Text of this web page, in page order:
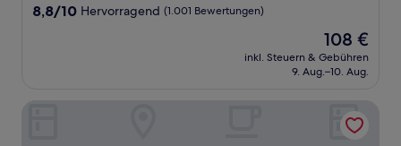
8.8
8,8/10 Hervorragend (1.001 Bewertungen)
Der
Preis
beträgt
108 €
inkl. Steuern & Gebühren
9. Aug.–10. Aug.